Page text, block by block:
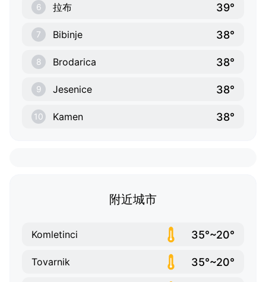
6 拉布 39°
7 Bibinje 38°
8 Brodarica 38°
9 Jesenice 38°
10 Kamen 38°
附近城市
Komletinci 35°~20°
Tovarnik 35°~20°